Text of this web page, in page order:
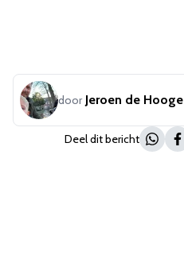
door Jeroen de Hooge
Deel dit bericht